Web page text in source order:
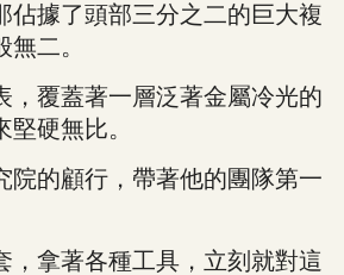
佔據了頭部三分之二的巨大複
二。
覆蓋著一層泛著金屬冷光的
硬無比。
的顧行，帶著他的團隊第一
拿著各種工具，立刻就對這